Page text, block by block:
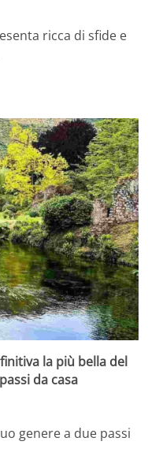
ricca di sfide e
la più bella del
da casa
genere a due passi